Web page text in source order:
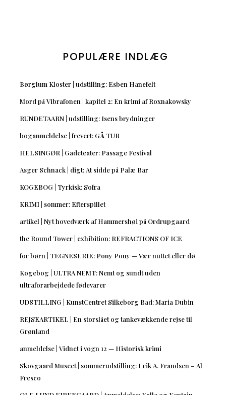
POPULÆRE INDLÆG
Børglum Kloster | udstilling: Esben Hanefelt
Mord på Vibrafonen | kapitel 2: En krimi af Roxnakowsky
RUNDETAARN | udstilling: Isens brydninger
boganmeldelse | frevert: GÅ TUR
HELSINGØR | Gadeteater: Passage Festival
Asger Schnack | digt: At sidde på Palæ Bar
KOGEBOG | Tyrkisk: Sofra
KRIMI | sommer: Efterspillet
artikel | Nyt hovedværk af Hammershøi på Ordrupgaard
the Round Tower | exhibition: REFRACTIONS OF ICE
for børn | TEGNESERIE: Pony Pony — Vær nuttet eller dø
Kogebog | ULTRA NEMT: Nemt og sundt uden
ultraforarbejdede fødevarer
UDSTILLING | KunstCentret Silkeborg Bad: Maria Dubin
REJSEARTIKEL | En storslået og tankevækkende rejse til
Grønland
anmeldelse | Vidnet i vogn 12 — Historisk krimi
Skovgaard Museet | sommerudstilling: Erik A. Frandsen – Al
Fresco